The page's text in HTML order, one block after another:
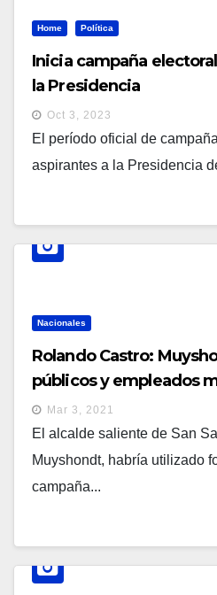
Home Política
Inicia campaña
la Presidencia
Oct 3, 2023
El período oficial de
aspirantes a la Presidencia
Nacionales
Rolando Castro:
públicos y empleados
campaña electoral
Mar 3, 2021
El alcalde saliente de San
Muyshondt, habría utilizado
campaña...